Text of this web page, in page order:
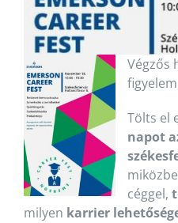
Végzős
Tölts el
napot
céggel,
milyen karrier